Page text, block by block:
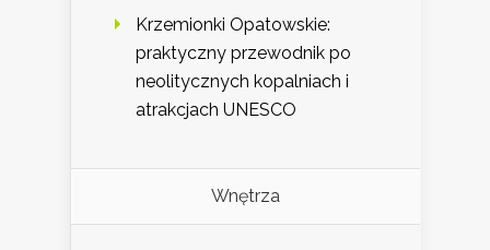
Krzemionki Opatowskie:
praktyczny przewodnik po
neolitycznych kopalniach i
atrakcjach UNESCO
Wnętrza